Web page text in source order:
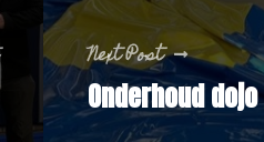
Next Post
Onderhoud dojo